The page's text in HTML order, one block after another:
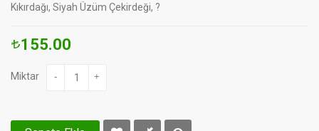
Kıkırdağı, Siyah Üzüm Çekirdeği, ?
155.00
Miktar - +